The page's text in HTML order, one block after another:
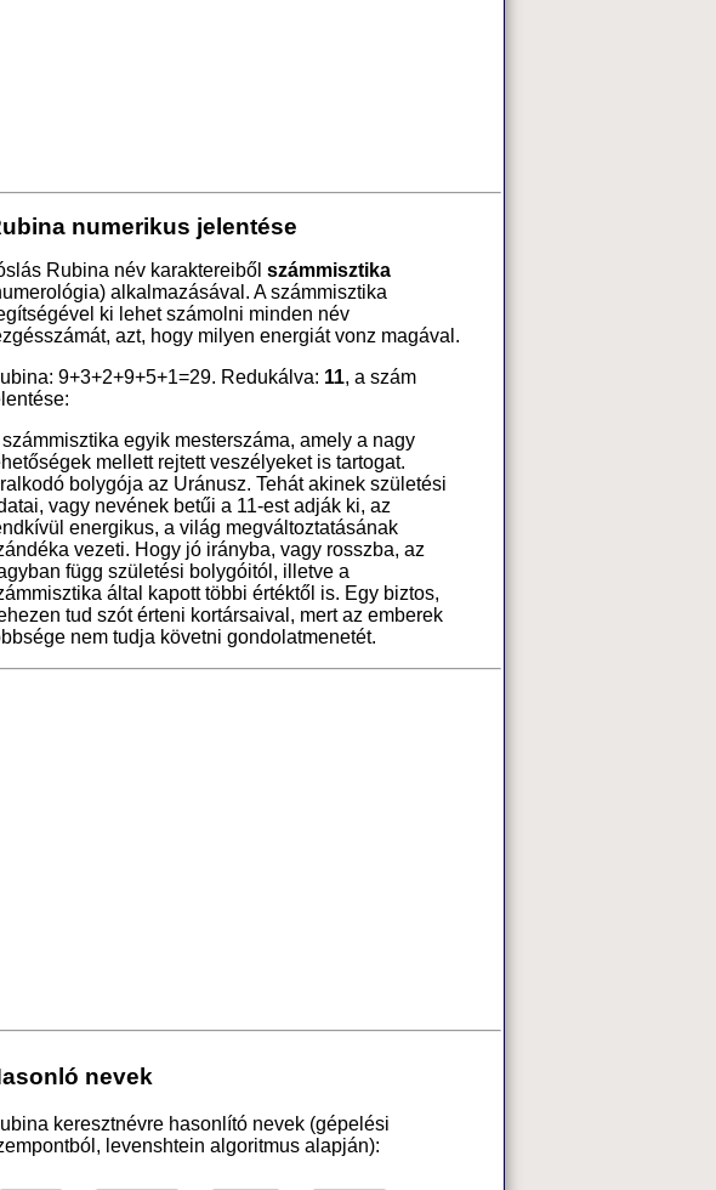
numerikus jelentése
Rubina név karaktereiből számmisztika
) alkalmazásával. A számmisztika
ki lehet számolni minden név
azt, hogy milyen energiát vonz magával.
9+3+2+9+5+1=29. Redukálva: 11, a szám
számmisztika egyik mesterszáma, amely a nagy
mellett rejtett veszélyeket is tartogat.
bolygója az Uránusz. Tehát akinek születési
vagy nevének betűi a 11-est adják ki, az
energikus, a világ megváltoztatásának
vezeti. Hogy jó irányba, vagy rosszba, az
függ születési bolygóitól, illetve a
által kapott többi értéktől is. Egy biztos,
tud szót érteni kortársaival, mert az emberek
nem tudja követni gondolatmenetét.
nevek
keresztnévre hasonlító nevek (gépelési
levenshtein algoritmus alapján):